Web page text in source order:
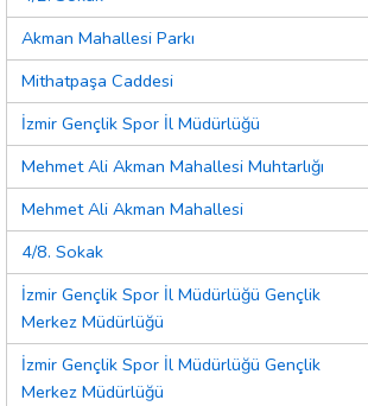
Akman Mahallesi Parkı
Mithatpaşa Caddesi
İzmir Gençlik Spor İl Müdürlüğü
Mehmet Ali Akman Mahallesi Muhtarlığı
Mehmet Ali Akman Mahallesi
4/8. Sokak
İzmir Gençlik Spor İl Müdürlüğü Gençlik
Merkez Müdürlüğü
İzmir Gençlik Spor İl Müdürlüğü Gençlik
Merkez Müdürlüğü